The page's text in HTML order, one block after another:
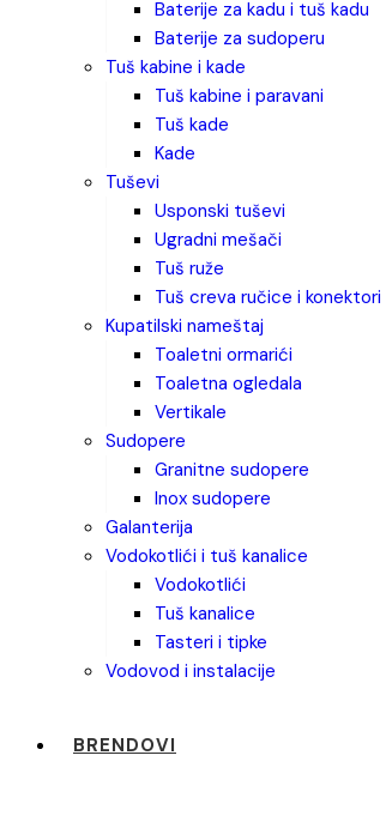
baterije za kadu i tuš kadu
baterije za sudoperu
tuš kabine i kade
tuš kabine i paravani
tuš kade
kade
tuševi
usponski tuševi
ugradni mešači
tuš ruže
tuš creva ručice i konektori
kupatilski nameštaj
toaletni ormarići
toaletna ogledala
vertikale
sudopere
granitne sudopere
inox sudopere
galanterija
vodokotlići i tuš kanalice
vodokotlići
tuš kanalice
tasteri i tipke
vodovod i instalacije
BRENDOVI